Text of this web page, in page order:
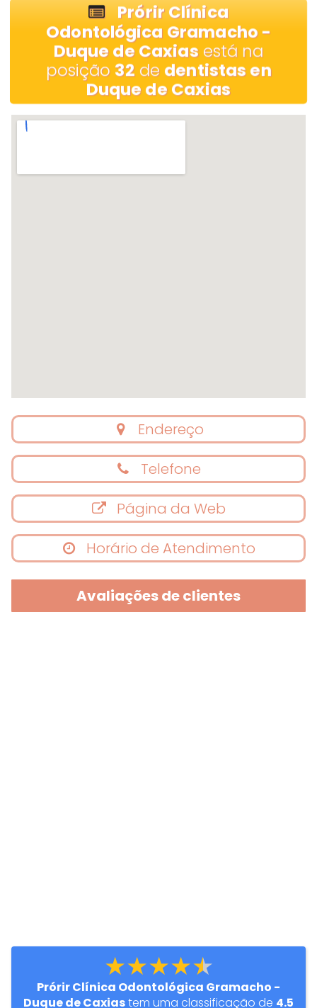
Prórir Clínica
Odontológica Gramacho -
Duque de Caxiasestá na
posição 32de dentistas en
Duque de Caxias
Endereço
Telefone
Página da Web
Horário de Atendimento
Avaliações de clientes
★★★★★
Prórir Clínica Odontológica Gramacho -
Duque de Caxiastem uma classificação de 4.5